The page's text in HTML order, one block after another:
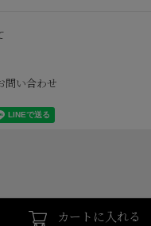
問い合わせ
カートに入れる